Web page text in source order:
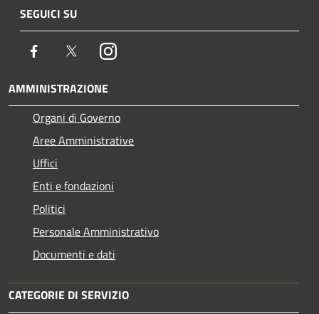
SEGUICI SU
Facebook TwitterInstagram
AMMINISTRAZIONE
Organi di Governo
Aree Amministrative
Uffici
Enti e fondazioni
Politici
Personale Amministrativo
Documenti e dati
CATEGORIE DI SERVIZIO